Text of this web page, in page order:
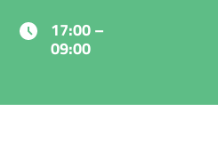
17:00 –
09:00